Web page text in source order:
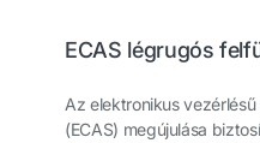
ECAS légrugós
Az elektronikus
(ECAS) megújulása